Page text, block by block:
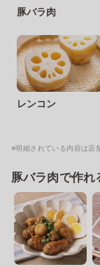
豚バラ肉
レンコン
※明細されている内容は店
豚バラ肉で作れ